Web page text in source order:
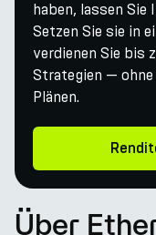
haben, lassen Sie
Setzen Sie sie in
verdienen Sie bis
Strategien —
Plänen.
Über